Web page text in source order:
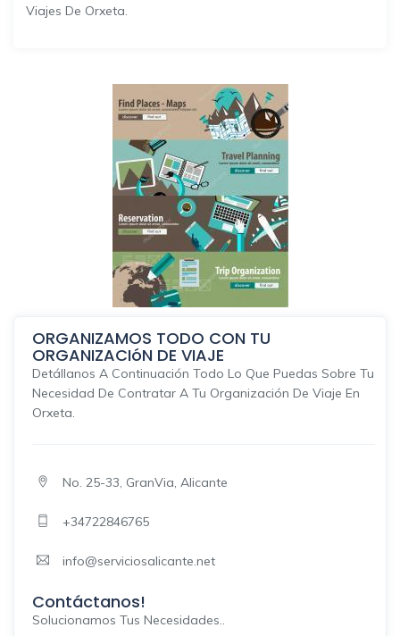
Viajes De Orxeta.
ORGANIZAMOS TODO CON TU
ORGANIZACIóN DE VIAJE
Detállanos A Continuación Todo Lo Que Puedas Sobre Tu
Necesidad De Contratar A Tu Organización De Viaje En
Orxeta.
No. 25-33, GranVia, Alicante
+34722846765
info@serviciosalicante.net
Contáctanos!
Solucionamos Tus Necesidades..